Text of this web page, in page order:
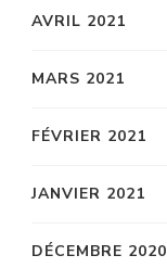
AVRIL 2021
MARS 2021
FÉVRIER 2021
JANVIER 2021
DÉCEMBRE 2020